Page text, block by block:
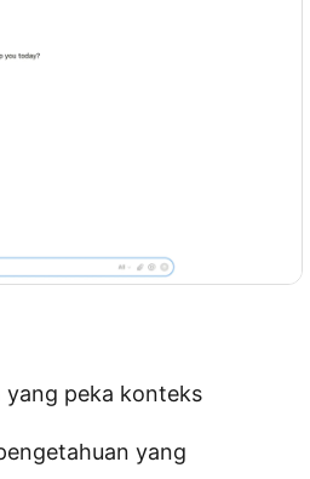
yang peka konteks
yang